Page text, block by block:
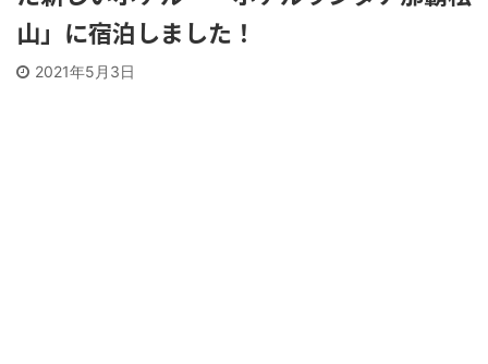
山」に宿泊しました！
2021年5月3日